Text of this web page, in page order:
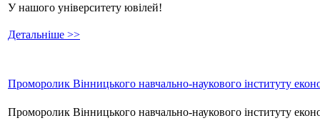
У нашого університету ювілей!
Детальніше >>
Проморолик Вінницького навчально-наукового інституту
Проморолик Вінницького навчально-наукового інституту